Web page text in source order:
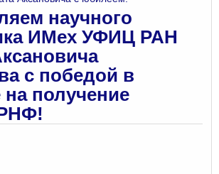
научного
ИМех УФИЦ РАН
с победой в
на получение